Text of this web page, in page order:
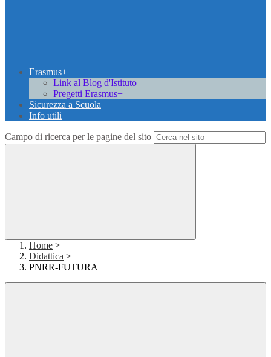
Erasmus+
Link al Blog d'Istituto
Pregetti Erasmus+
Sicurezza a Scuola
Info utili
Campo di ricerca per le pagine del sito
Home >
Didattica >
PNRR-FUTURA